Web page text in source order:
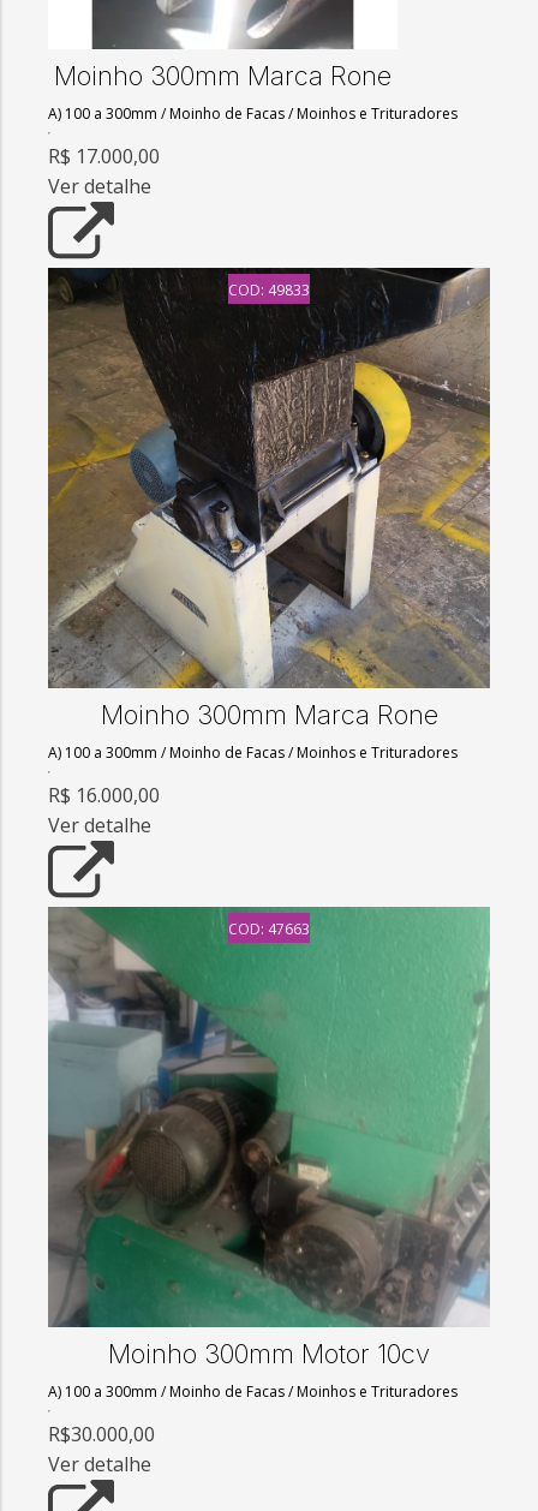
Moinho 300mm Marca Rone
A) 100 a 300mm /Moinho de Facas/Moinhos e Trituradores
R$ 17.000,00
Ver detalhe
COD: 49833
Moinho 300mm Marca Rone
A) 100 a 300mm /Moinho de Facas/Moinhos e Trituradores
R$ 16.000,00
Ver detalhe
COD: 47663
Moinho 300mm Motor 10cv
A) 100 a 300mm /Moinho de Facas/Moinhos e Trituradores
R$30.000,00
Ver detalhe